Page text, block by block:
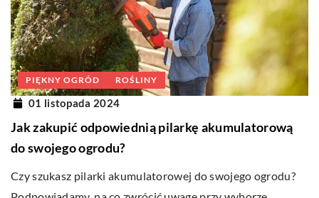
PIĘKNY OGRÓD ROŚLINY
01 listopada 2024
Jak zakupić odpowiednią pilarkę akumulatorową
do swojego ogrodu?
Czy szukasz pilarki akumulatorowej do swojego ogrodu?